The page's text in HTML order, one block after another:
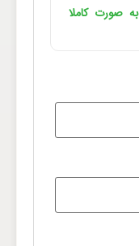
صورت کاملا